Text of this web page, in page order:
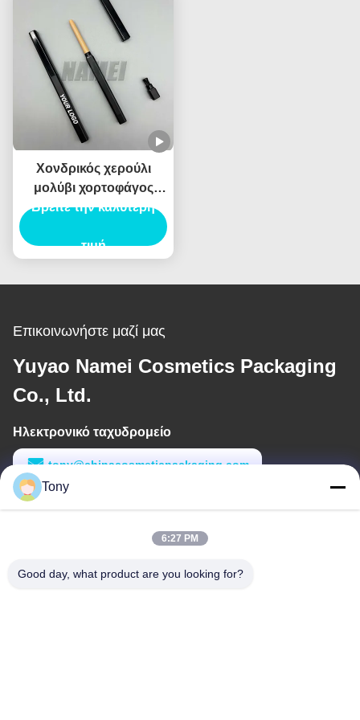
Χονδρικός χερούλι
μολύβι χορτοφάγος
κρεμαρό δοχείο
Logo ιδιωτική ετικέτα
Βρείτε την καλύτερη
τιμή
Επικοινωνήστε μαζί μας
Yuyao Namei Cosmetics Packaging
Co., Ltd.
Ηλεκτρονικό ταχυδρομείο
tony@chinacosmeticpackaging.com
Εργασιακό χρόνο
Tony
6:27 PM
Good day, what product are you looking for?